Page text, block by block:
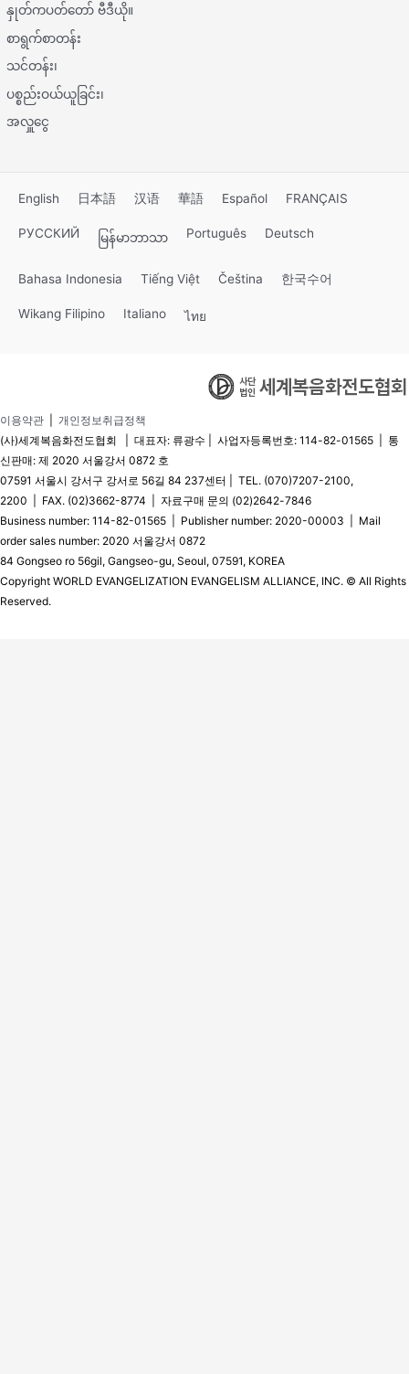
နှုတ်ကပတ်တော် ဗီဒီယို။
စာရွက်စာတန်း
သင်တန်း၊
ပစ္စည်းဝယ်ယူခြင်း၊
အလှူငွေ
English 日本語 汉语 華語 Español FRANÇAIS
РУССКИЙ မြန်မာဘာသာ Português Deutsch
Bahasa Indonesia Tiếng Việt Čeština 한국수어
Wikang Filipino Italiano ไทย
이용약관
개인정보취급정책
(사)세계복음화전도협회 | 대표자: 류광수 | 사업자등록번호: 114-82-01565 | 통
신판매: 제 2020 서울강서 0872 호
07591 서울시 강서구 강서로 56길 84 237센터 | TEL. (070)7207-2100,
2200 | FAX. (02)3662-8774 | 자료구매 문의 (02)2642-7846
Business number: 114-82-01565 | Publisher number: 2020-00003 | Mail
order sales number: 2020 서울강서 0872
84 Gongseo ro 56gil, Gangseo-gu, Seoul, 07591, KOREA
Copyright WORLD EVANGELIZATION EVANGELISM ALLIANCE, INC. © All Rights
Reserved.